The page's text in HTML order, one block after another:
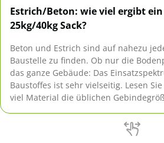
Estrich/Beton: wie viel ergibt ein
25kg/40kg Sack?
Beton und Estrich sind auf nahezu
Baustelle zu finden. Ob nur die
das ganze Gebäude: Das
Baustoffes ist sehr vielseitig. Lesen
viel Material die üblichen